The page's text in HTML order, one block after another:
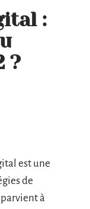
:
?
est une
de
à